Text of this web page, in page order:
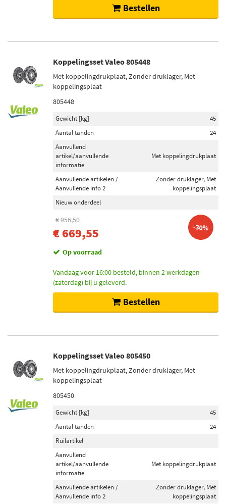
Bestellen
Koppelingsset Valeo 805448
Met koppelingdrukplaat, Zonder druklager, Met
koppelingsplaat
805448
Gewicht [kg]
45
Aantal tanden
24
Aanvullend
artikel/aanvullende
informatie
Met koppelingdrukplaat
Aanvullende artikelen /
Aanvullende info 2
Zonder druklager, Met
koppelingsplaat
Nieuw onderdeel
€ 956,50
€ 669,55 -30%
Op voorraad
Vandaag voor 16:00 besteld, binnen 2 werkdagen
(zaterdag) bij u geleverd.
Bestellen
Koppelingsset Valeo 805450
Met koppelingdrukplaat, Zonder druklager, Met
koppelingsplaat
805450
Gewicht [kg]
45
Aantal tanden
24
Ruilartikel
Aanvullend
artikel/aanvullende
informatie
Met koppelingdrukplaat
Aanvullende artikelen /
Aanvullende info 2
Zonder druklager, Met
koppelingsplaat